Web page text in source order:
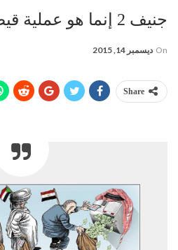
جنيف 2 إنما هو عملية قيصرية للسعودية
On ديسمبر 14, 2015
Share